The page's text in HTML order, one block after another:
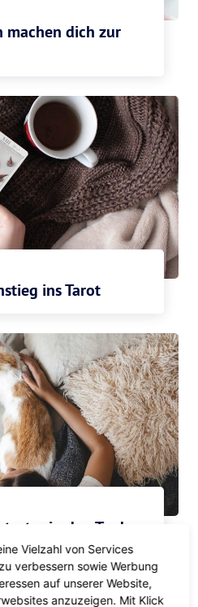
machen dich zur
ins Tarot
in den Tag!
Vielzahl von Services
verbessern sowie Werbung
auf unserer Website,
anzuzeigen. Mit Klick